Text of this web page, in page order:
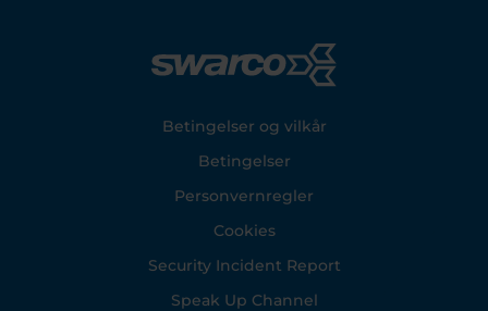
Betingelser og vilkår
Betingelser
Personvernregler
Cookies
Security Incident Report
Speak Up Channel